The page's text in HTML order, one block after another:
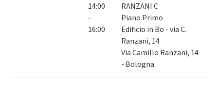
14:00
-
16:00
RANZANI C
Piano Primo
Edificio in Bo - via C.
Ranzani, 14
Via Camillo Ranzani, 14
- Bologna